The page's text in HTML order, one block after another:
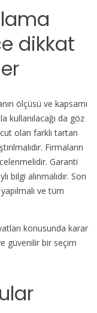
dikkat
ölçüsü ve kapsamı
kullanılacağı da göz
olan farklı tartan
Firmaların
Garanti
bilgi alınmalıdır. Son
ve tüm
konusunda karar
güvenilir bir seçim